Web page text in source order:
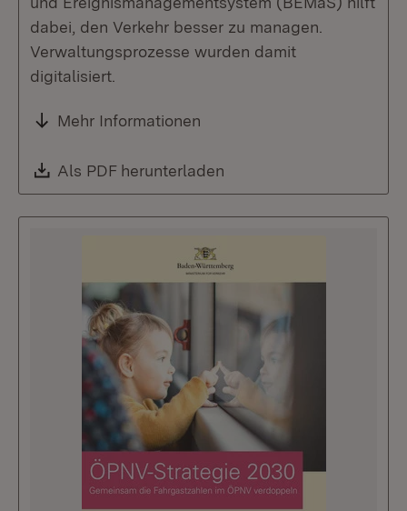
dabei, den Verkehr besser zu managen.
Verwaltungsprozesse wurden damit
digitalisiert.
Mehr Informationen
Download:
Als PDF herunterladen